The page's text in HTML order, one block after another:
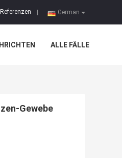
German
Referenzen
ALLE FÄLLE
Gewebe